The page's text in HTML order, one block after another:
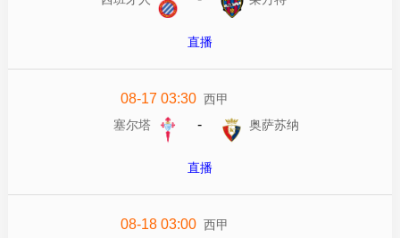
直播
08-17 03:30 西甲
塞尔塔
- 奥萨苏纳
直播
08-18 03:00 西甲